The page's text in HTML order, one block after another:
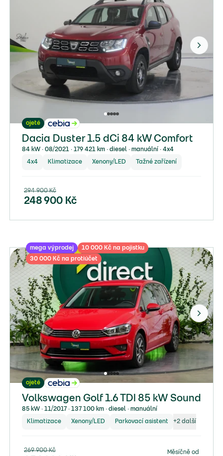
ojeté
Dacia Duster 1.5 dCi 84 kW Comfort
84 kW ∙ 08/2021 ∙ 179 421 km ∙ diesel ∙ manuální ∙ 4x4
4x4 Klimatizace Xenony/LED Tažné zařízení
294 900Kč
248 900 Kč
mega výprodej
10 000 Kč na pojistku
30 000 Kč na protiúčet
ojeté
Volkswagen Golf 1.6 TDI 85 kW Sound
85 kW ∙ 11/2017 ∙ 137 100 km ∙ diesel ∙ manuální
Klimatizace Xenony/LED Parkovací asistent +2 další
269 900Kč Měsíčně od